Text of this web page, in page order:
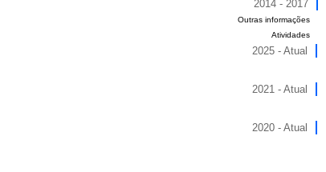
2014 - 2017
Outras informações
Atividades
2025 - Atual
2021 - Atual
2020 - Atual